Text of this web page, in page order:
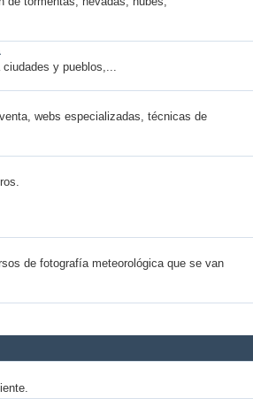
y pueblos,...
webs especializadas, técnicas de
de fotografía meteorológica que se van